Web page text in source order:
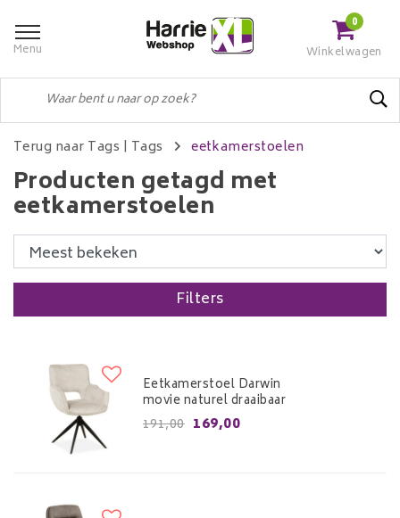
Menu
0
Winkelwagen
Terug naar Tags | Tags eetkamerstoelen
Producten getagd met
eetkamerstoelen
Filters
Eetkamerstoel Darwin
movie naturel draaibaar
191,00 169,00